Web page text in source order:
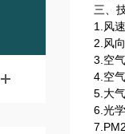
三、
1.风
2.风
3.空
4.空
5.大
6.光